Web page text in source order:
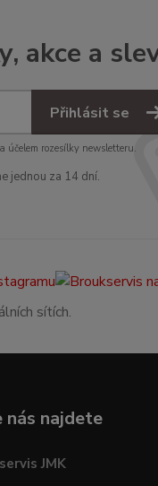
akce a
Přihlásit se
účelem rozesílky newsletteru.
jednou za 14 dní.
sítích.
nás najdete
JMK